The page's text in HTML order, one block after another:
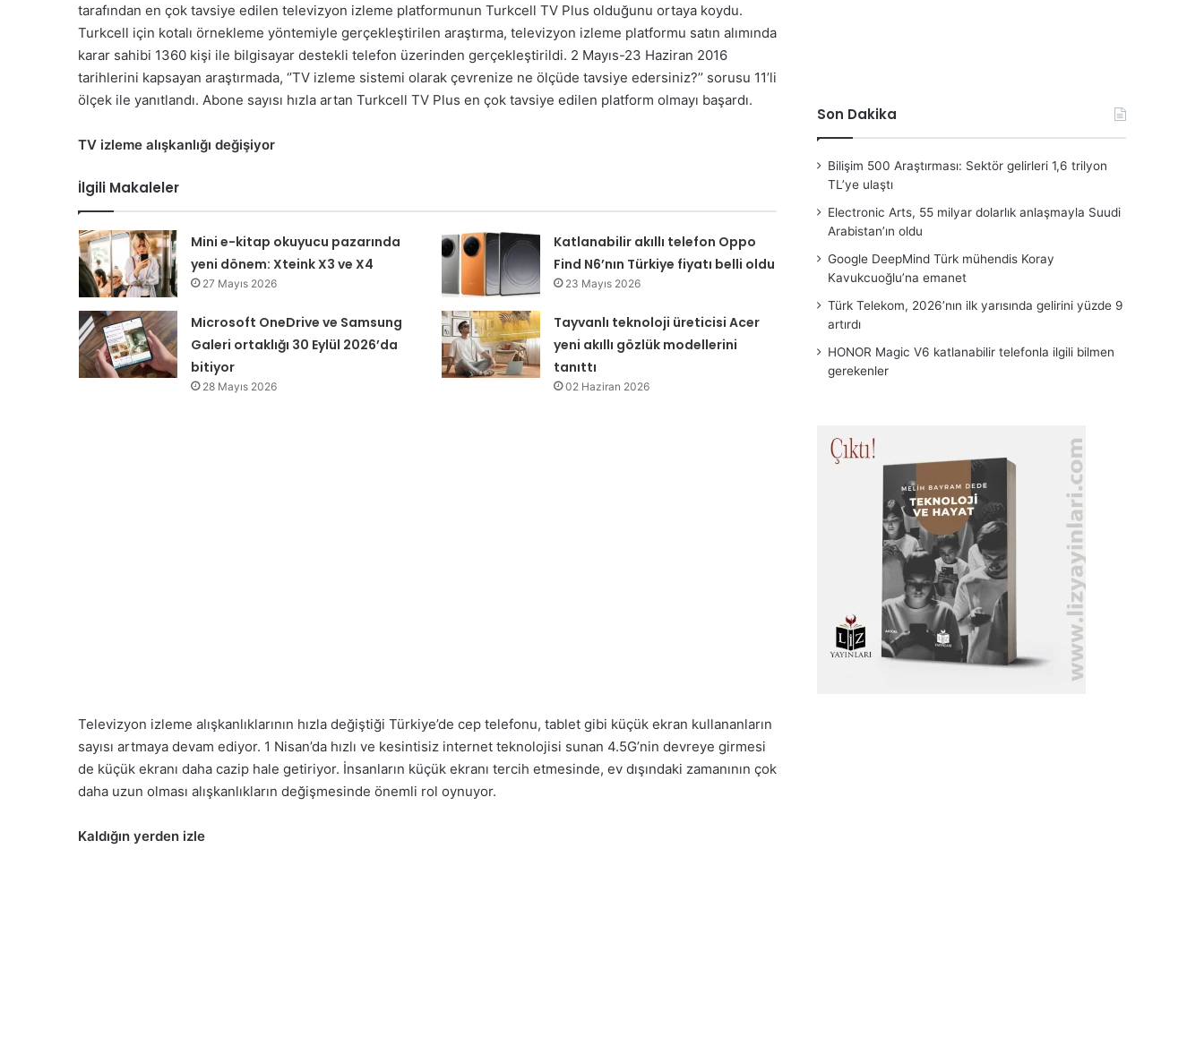
tarafından en çok tavsiye edilen televizyon izleme platformunun Turkcell TV Plus olduğunu ortaya koydu.
Turkcell için kotalı örnekleme yöntemiyle gerçekleştirilen araştırma, televizyon izleme platformu satın alımında
karar sahibi 1360 kişi ile bilgisayar destekli telefon üzerinden gerçekleştirildi. 2 Mayıs-23 Haziran 2016
tarihlerini kapsayan araştırmada, ‘’TV izleme sistemi olarak çevrenize ne ölçüde tavsiye edersiniz?’’ sorusu 11’li
ölçek ile yanıtlandı. Abone sayısı hızla artan Turkcell TV Plus en çok tavsiye edilen platform olmayı başardı.
TV izleme alışkanlığı değişiyor
İlgili Makaleler
Mini e-kitap okuyucu pazarında
yeni dönem: Xteink X3 ve X4
27 Mayıs 2026
Katlanabilir akıllı telefon Oppo
Find N6’nın Türkiye fiyatı belli oldu
23 Mayıs 2026
Microsoft OneDrive ve Samsung
Galeri ortaklığı 30 Eylül 2026’da
bitiyor
28 Mayıs 2026
Tayvanlı teknoloji üreticisi Acer
yeni akıllı gözlük modellerini
tanıttı
02 Haziran 2026
Televizyon izleme alışkanlıklarının hızla değiştiği Türkiye’de cep telefonu, tablet gibi küçük ekran kullananların
sayısı artmaya devam ediyor. 1 Nisan’da hızlı ve kesintisiz internet teknolojisi sunan 4.5G’nin devreye girmesi
de küçük ekranı daha cazip hale getiriyor. İnsanların küçük ekranı tercih etmesinde, ev dışındaki zamanının çok
daha uzun olması alışkanlıkların değişmesinde önemli rol oynuyor.
Kaldığın yerden izle
Son Dakika
Bilişim 500 Araştırması: Sektör gelirleri 1,6 trilyon
TL’ye ulaştı
Electronic Arts, 55 milyar dolarlık anlaşmayla Suudi
Arabistan’ın oldu
Google DeepMind Türk mühendis Koray
Kavukcuoğlu’na emanet
Türk Telekom, 2026’nın ilk yarısında gelirini yüzde 9
artırdı
HONOR Magic V6 katlanabilir telefonla ilgili bilmen
gerekenler